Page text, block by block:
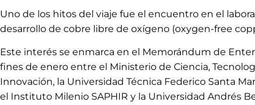
Uno de los hitos del viaje fue el encuentro en el
desarrollo de cobre libre de oxígeno (oxygen-free
Este interés se enmarca en el Memorándum de
fines de enero entre el Ministerio de Ciencia,
Innovación, la Universidad Técnica Federico Santa
el Instituto Milenio SAPHIR y la Universidad Andrés